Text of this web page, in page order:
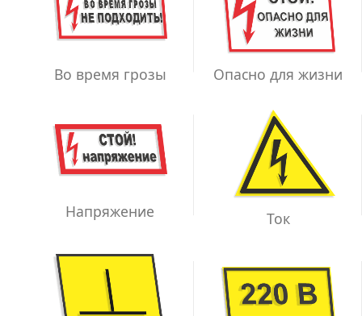
Во время грозы Опасно для жизни
Напряжение Ток